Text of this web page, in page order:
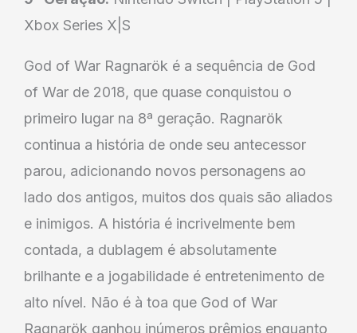
Xbox Series X|S
God of War Ragnarök é a sequência de God
of War de 2018, que quase conquistou o
primeiro lugar na 8ª geração. Ragnarök
continua a história de onde seu antecessor
parou, adicionando novos personagens ao
lado dos antigos, muitos dos quais são aliados
e inimigos. A história é incrivelmente bem
contada, a dublagem é absolutamente
brilhante e a jogabilidade é entretenimento de
alto nível. Não é à toa que God of War
Ragnarök ganhou inúmeros prêmios enquanto